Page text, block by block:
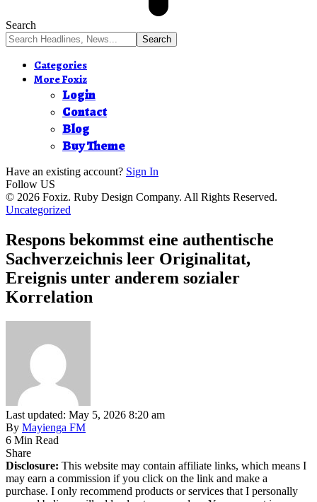
Search
Categories
More Foxiz
Login
Contact
Blog
Buy Theme
Have an existing account? Sign In
Follow US
© 2026 Foxiz. Ruby Design Company. All Rights Reserved.
Uncategorized
Respons bekommst eine authentische
Sachverzeichnis leer Originalitat,
Ereignis unter anderem sozialer
Korrelation
Last updated: May 5, 2026 8:20 am
By Mayienga FM
6 Min Read
Share
Disclosure: This website may contain affiliate links, which means I
may earn a commission if you click on the link and make a
purchase. I only recommend products or services that I personally